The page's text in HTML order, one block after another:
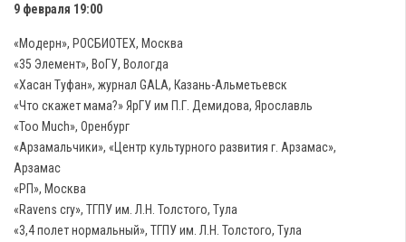
9 февраля 19:00
«Модерн», РОСБИОТЕХ, Москва
«35 Элемент», ВоГУ, Вологда
«Хасан Туфан», журнал GALA, Казань-Альметьевск
«Что скажет мама?» ЯрГУ им П.Г. Демидова, Ярославль
«Too Much», Оренбург
«Арзамальчики», «Центр культурного развития г. Арзамас»,
Арзамас
«РП», Москва
«Ravens cry», ТГПУ им. Л.Н. Толстого, Тула
«3,4 полет нормальный», ТГПУ им. Л.Н. Толстого, Тула